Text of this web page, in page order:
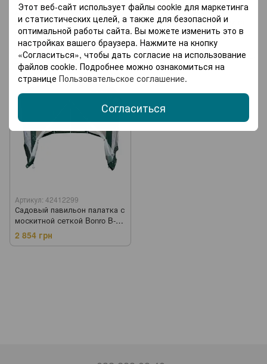
Этот веб-сайт использует файлы cookie для маркетинга
и статистических целей, а также для безопасной и
оптимальной работы сайта. Вы можете изменить это в
настройках вашего браузера. Нажмите на кнопку
«Согласиться», чтобы дать согласие на использование
файлов cookie. Подробнее можно ознакомиться на
странице Пользовательское соглашение.
Согласиться
Артикул: 42400993
Садовый павильон беседка
палатка 6 стенок Bonro B-
9007 зеленый (42400993)
3 654 грн
Артикул: 42401014
Садовый павильон беседка
палатка 3х3 м Bonro B-1023 (4
стенки) зеленый (42401014)
1 939 грн
Артикул: 42412299
Садовый павильон палатка с
москитной сеткой Bonro B-
1024 зеленый (42412299)
2 854 грн